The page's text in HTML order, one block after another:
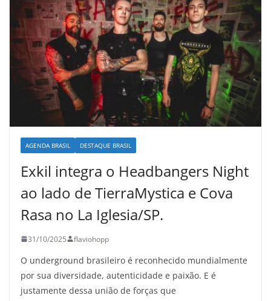
AGENDA BRASIL DESTAQUE BRASIL
Exkil integra o Headbangers Night
ao lado de TierraMystica e Cova
Rasa no La Iglesia/SP.
31/10/2025 flaviohopp
O underground brasileiro é reconhecido mundialmente
por sua diversidade, autenticidade e paixão. E é
justamente dessa união de forças que